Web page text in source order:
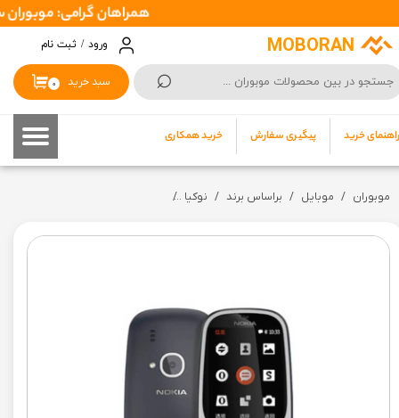
MOBORAN
⌕ ۰ سبد خرید
راهنمای خرید پیگیری سفارش خرید همکاری
ورود / ثبت نام
حساب کاربری من
تغییر گذر واژه
خروج از حساب کاربری
همراهان گرامی: موبوران سفارشات شما را در اسرع وقت ( 1 تا 2 روز
موبوران موبایل براساس برند نوکیا